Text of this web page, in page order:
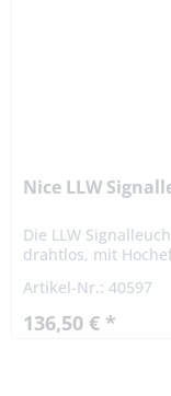
Nice LLW
Die LLW
drahtlos, mit
Lämpchen mehr,
Artikel-Nr.: 40597
136,50 € *